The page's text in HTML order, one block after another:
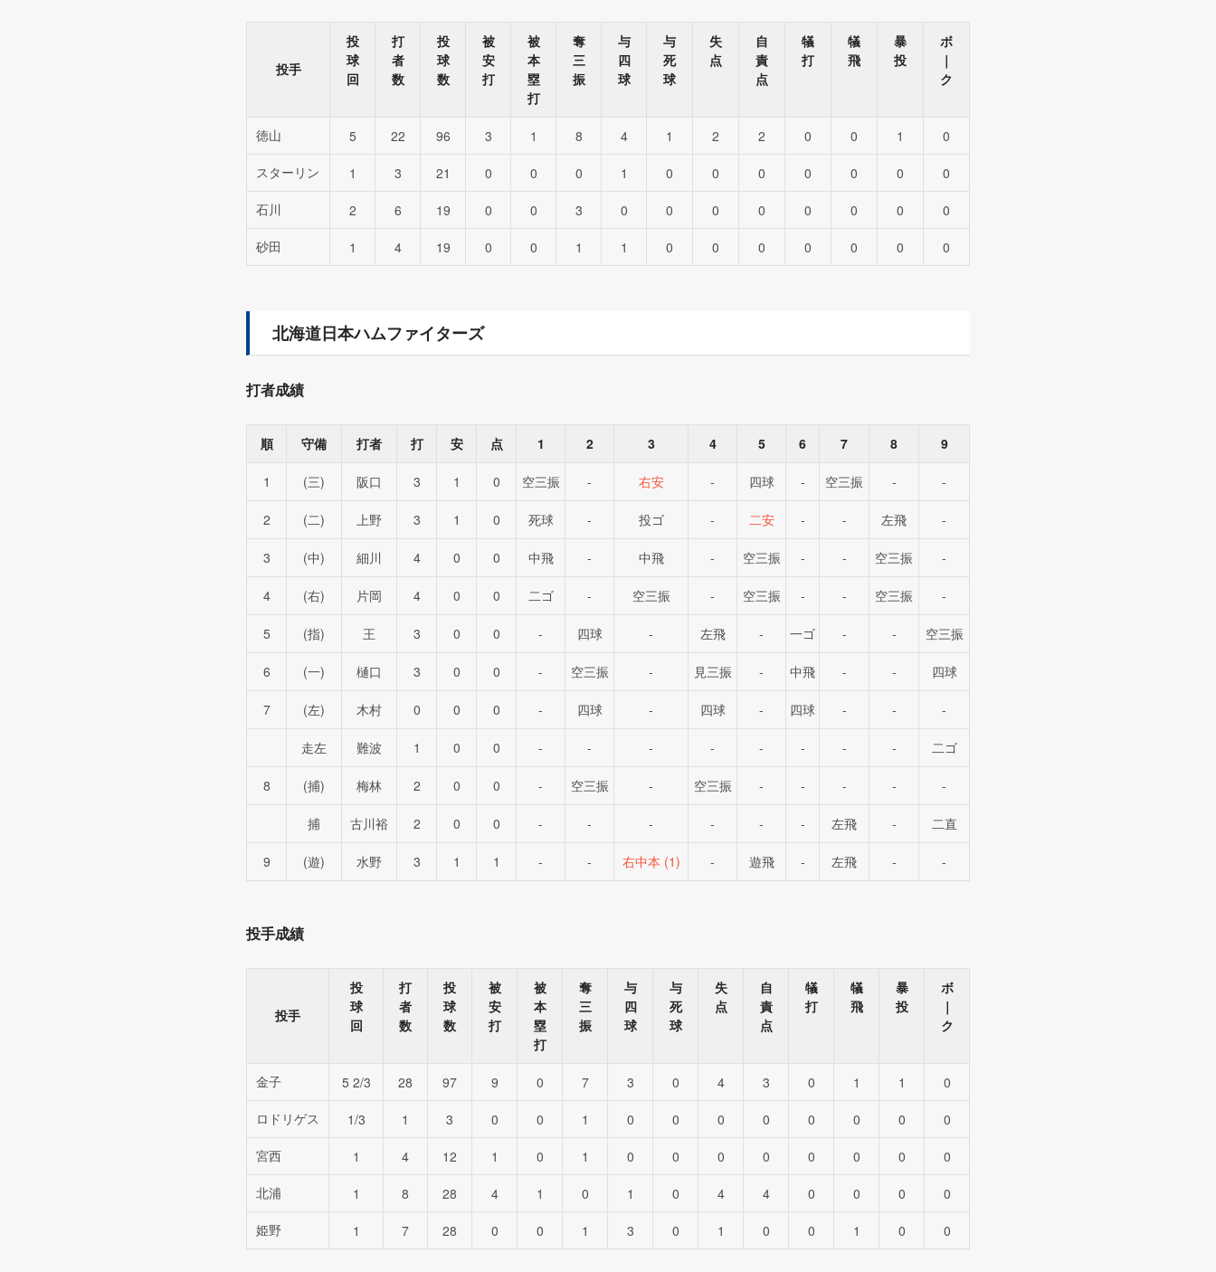
投手
投
球
回
打
者
数
投
球
数
被
安
打
被
本
塁
打
奪
三
振
与
四
球
与
死
球
失
点
自
責
点
犠
打
犠
飛
暴
投
ボ
｜
ク
徳山 5 22 96 3 1 8 4 1 2 2 0 0 1
0
スターリン
1 3 21 0 0 0 1 0 0 0 0 0 0
0
石川
2 6 19 0 0 3 0 0 0 0 0 0 0
0
砂田
1 4 19 0 0 1 1 0 0 0 0 0 0 0
北海道日本ハムファイターズ
打者成績
順 守備 打者 打 安 点 1 2 3 4 5 6 7 8 9
1 (三) 阪口 3 1 0 空三振 - 右安 - 四球 - 空三振 - -
2 (二) 上野 3 1 0 死球 - 投ゴ - 二安 - - 左飛 -
3 (中) 細川 4 0 0 中飛 - 中飛 - 空三振 - - 空三振 -
4 (右) 片岡 4 0 0 二ゴ - 空三振 - 空三振 - - 空三振 -
5 (指) 王 3 0 0 - 四球 - 左飛 - 一ゴ - - 空三振
6 (一) 樋口 3 0 0 - 空三振 - 見三振 - 中飛 - - 四球
7 (左) 木村 0 0 0 - 四球 - 四球 - 四球 - - -
走左 難波 1 0 0 - - - - - - - - 二ゴ
8 (捕) 梅林 2 0 0 - 空三振 - 空三振 - - - - -
捕 古川裕 2 0 0 - - - - - - 左飛 - 二直
9 (遊) 水野 3 1 1 - - 右中本 (1) - 遊飛 - 左飛 - -
投手成績
投手
投
球
回
打
者
数
投
球
数
被
安
打
被
本
塁
打
奪
三
振
与
四
球
与
死
球
失
点
自
責
点
犠
打
犠
飛
暴
投
ボ
｜
ク
金子 5 2/3 28 97 9 0 7 3 0 4 3 0 1 1
0
ロドリゲス
1/3 1 3 0 0 1 0 0 0 0 0 0 0
0
宮西
1 4 12 1 0 1 0 0 0 0 0 0 0
0
北浦
1 8 28 4 1 0 1 0 4 4 0 0 0
0
姫野
1 7 28 0 0 1 3 0 1 0 0 1 0 0